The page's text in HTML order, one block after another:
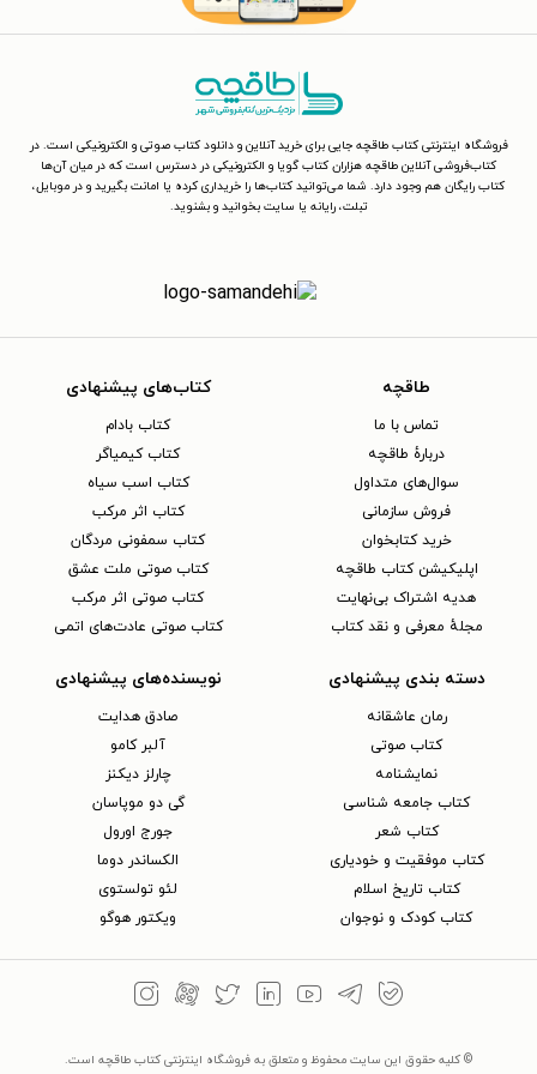
فروشگاه اینترنتی کتاب طاقچه جایی برای خرید آنلاین و دانلود کتاب صوتی و الکترونیکی است. در
کتاب‌فروشی آنلاین طاقچه هزاران کتاب گویا و الکترونیکی در دسترس است که در میان آن‌ها
کتاب رایگان هم وجود دارد. شما می‌توانید کتاب‌ها را خریداری کرده یا امانت بگیرید و در موبایل،
تبلت، رایانه یا سایت بخوانید و بشنوید.
طاقچه
تماس با ما
دربارهٔ طاقچه
سوال‌های متداول
فروش سازمانی
خرید کتابخوان
اپلیکیشن کتاب طاقچه
هدیه اشتراک بی‌نهایت
مجلهٔ معرفی و نقد کتاب
کتاب‌های پیشنهادی
کتاب بادام
کتاب کیمیاگر
کتاب اسب سیاه
کتاب اثر مرکب
کتاب سمفونی مردگان
کتاب صوتی ملت عشق
کتاب صوتی اثر مرکب
کتاب صوتی عادت‌های اتمی
دسته بندی پیشنهادی
رمان عاشقانه
کتاب‌ صوتی
نمایشنامه
کتاب جامعه شناسی
کتاب شعر
کتاب موفقیت و خودیاری
کتاب تاریخ اسلام
کتاب کودک و نوجوان
نویسنده‌های پیشنهادی
صادق هدایت
آلبر کامو
چارلز دیکنز
گی دو موپاسان
جورج اورول
الکساندر دوما
لئو تولستوی
ویکتور هوگو
© کلیه حقوق این سایت محفوظ و متعلق به فروشگاه اینترنتی کتاب طاقچه است.